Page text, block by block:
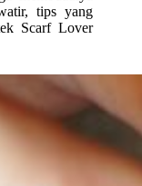
tips yang
Scarf Lover